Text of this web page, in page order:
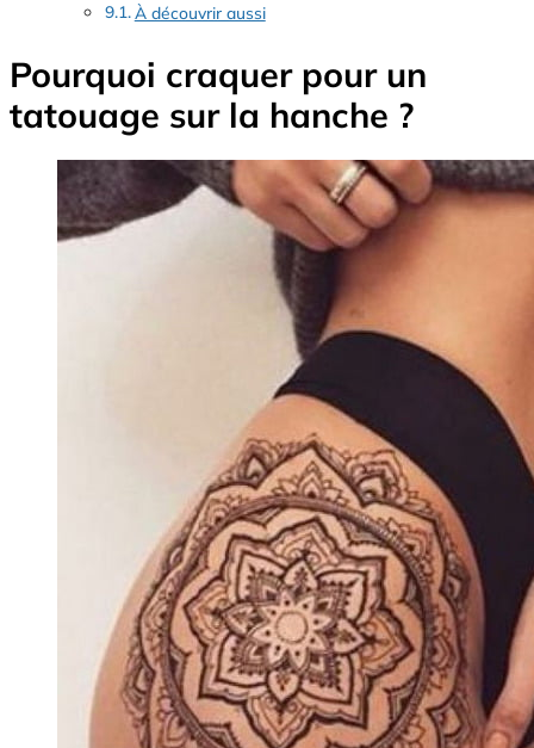
À découvrir aussi
Pourquoi craquer pour un
tatouage sur la hanche ?